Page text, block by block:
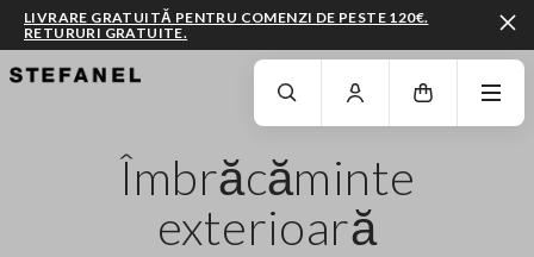
MERGI LA CONȚINUTUL PRINCIPALDERULEAZĂ ÎN JOS
LIVRARE GRATUITĂ PENTRU COMENZI DE PESTE 120€.
RETURURI GRATUITE.
Îmbrăcăminte
exterioară